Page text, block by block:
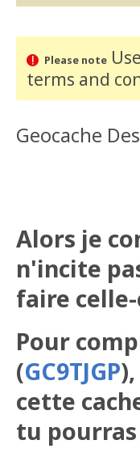
Please note
terms and
Geocache
Alors je
n'incite
faire
Pour
(GC9TJGP
cette
tu